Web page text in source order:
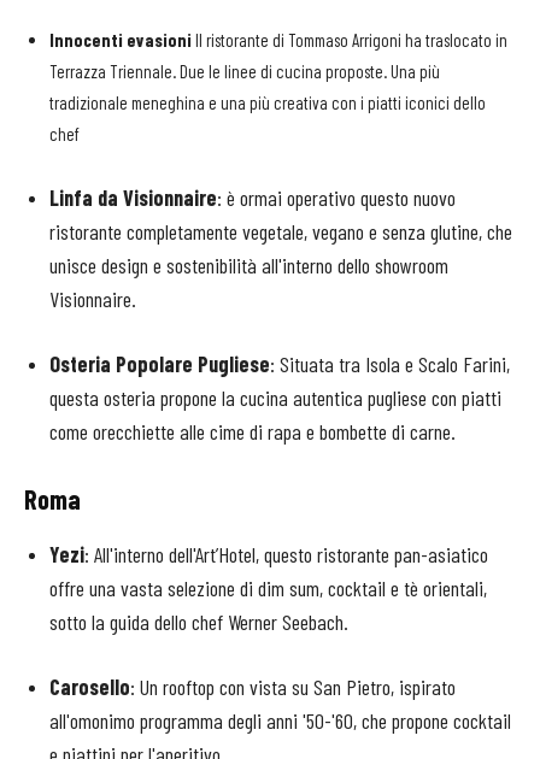
Innocenti evasioniIl ristorante di Tommaso Arrigoni ha traslocato in
Terrazza Triennale. Due le linee di cucina proposte. Una più
tradizionale meneghina e una più creativa con i piatti iconici dello
chef
Linfa da Visionnaire: è ormai operativo questo nuovo
ristorante completamente vegetale,vegano e senza glutine,che
unisce design e sostenibilità all'interno dello showroom
Visionnaire.
Osteria Popolare Pugliese: Situata tra Isola e Scalo Farini,
questa osteria propone la cucina autentica pugliese con piatti
come orecchiette alle cime di rapa e bombette di carne.
Roma
Yezi: All'interno dell'Art’Hotel,questo ristorante pan-asiatico
offre una vasta selezione di dim sum,cocktail e tè orientali,
sotto la guida dello chef WernerSeebach.
Carosello: Un rooftop con vista su San Pietro, ispirato
all'omonimo programma degli anni '50-'60,che propone cocktail